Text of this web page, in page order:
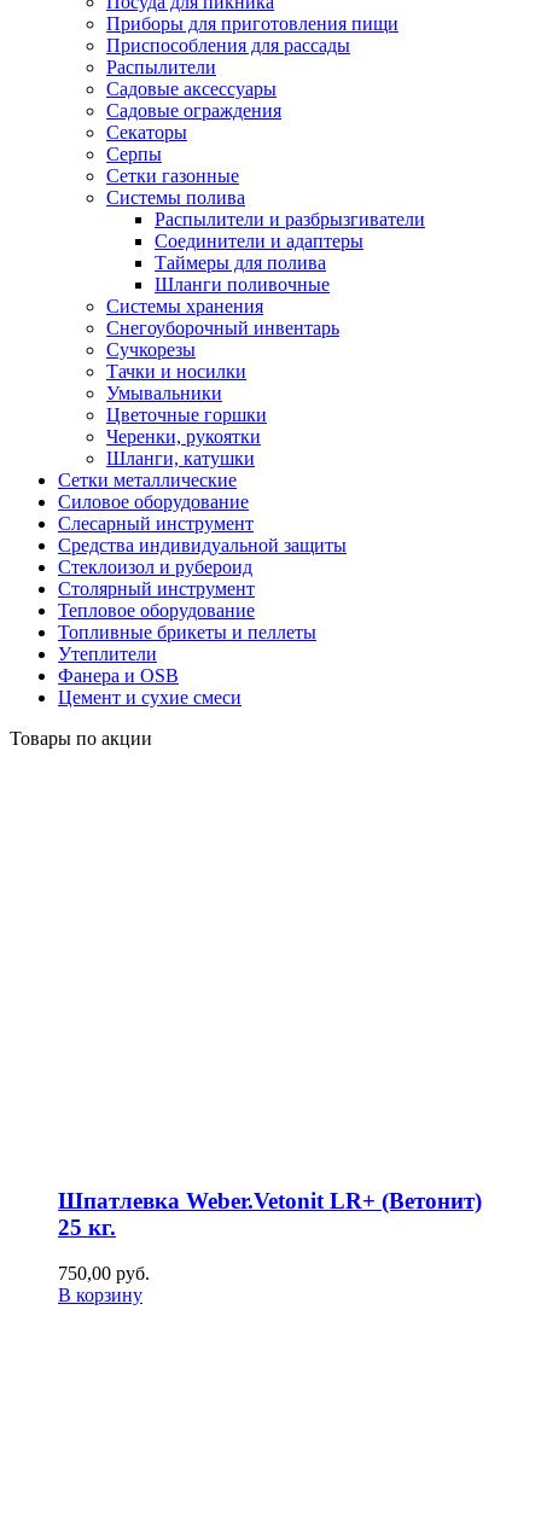
Приборы для приготовления пищи
Приспособления для рассады
Распылители
Садовые аксессуары
Садовые ограждения
Секаторы
Серпы
Сетки газонные
Системы полива
Распылители и разбрызгиватели
Соединители и адаптеры
Таймеры для полива
Шланги поливочные
Системы хранения
Снегоуборочный инвентарь
Сучкорезы
Тачки и носилки
Умывальники
Цветочные горшки
Черенки, рукоятки
Шланги, катушки
Сетки металлические
Силовое оборудование
Слесарный инструмент
Средства индивидуальной защиты
Стеклоизол и рубероид
Столярный инструмент
Тепловое оборудование
Топливные брикеты и пеллеты
Утеплители
Фанера и OSB
Цемент и сухие смеси
Товары по акции
Шпатлевка Weber.Vetonit LR+ (Ветонит)
25 кг.
750,00 руб.
В корзину